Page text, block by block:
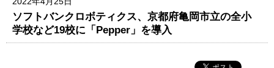
ソフトバンクロボティクス、京都府亀岡市立の全小
学校など19校に「Pepper」を導入